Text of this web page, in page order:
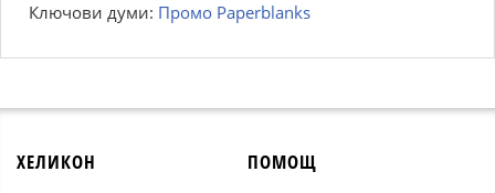
Ключови думи: Промо Paperblanks
ХЕЛИКОН ПОМОЩ